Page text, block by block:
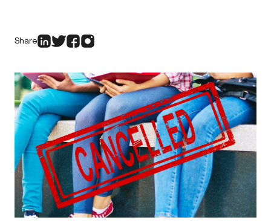
Share